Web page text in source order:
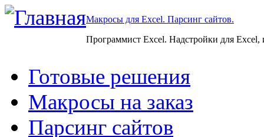
Макросы для Excel. Парсинг сайтов.
Программист Excel. Надстройки для Excel,
Готовые решения
Макросы на заказ
Парсинг сайтов